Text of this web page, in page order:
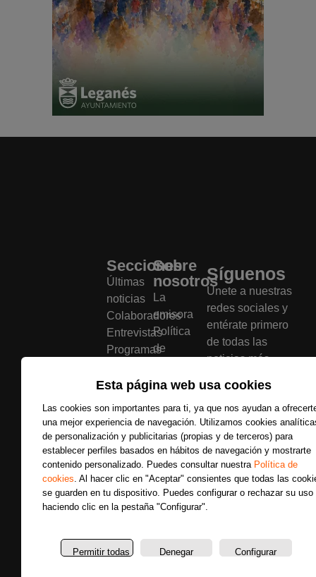
Esta página web usa cookies
Las cookies son importantes para ti, ya que nos ayudan a
una mejor experiencia de navegación. Utilizamos cookies
de personalización y publicitarias (propias y de terceros) para
establecer perfiles basados en hábitos de navegación y mostrarte
contenido personalizado. Puedes consultar nuestra Política de
cookies. Al hacer clic en "Aceptar" consientes que todas las
se guarden en tu dispositivo. Puedes configurar o rechazar su uso
haciendo clic en la pestaña "Configurar".
Permitir todas Denegar Configurar
Secciones
Últimas
noticias
Colaboradores
Entrevistas
Programas
Secciones
Sobre
nosotros
La
emisora
Política
de
Aviso
Política
de
cookies
Bases
legales
Síguenos
Únete a nuestras
redes sociales y
entérate primero
de todas las
noticias más
Buscar
Copyright © La Radio que Viene – 2026